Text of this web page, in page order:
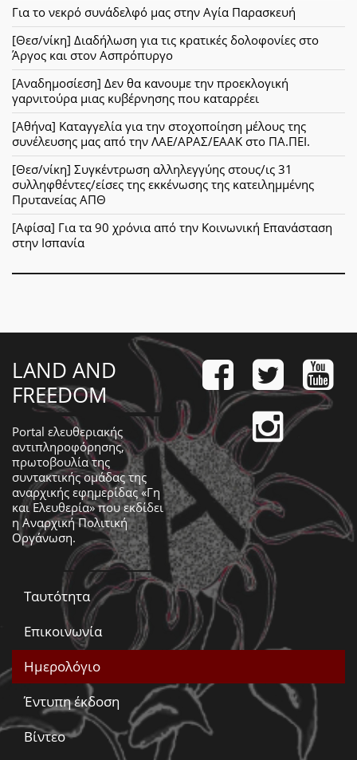
Για το νεκρό συνάδελφό μας στην Αγία Παρασκευή
[Θεσ/νίκη] Διαδήλωση για τις κρατικές δολοφονίες στο
Άργος και στον Ασπρόπυργο
[Αναδημοσίεση] Δεν θα κανουμε την προεκλογική
γαρνιτούρα μιας κυβέρνησης που καταρρέει
[Αθήνα] Καταγγελία για την στοχοποίηση μέλους της
συνέλευσης μας από την ΛΑΕ/ΑΡΑΣ/ΕΑΑΚ στο ΠΑ.ΠΕΙ.
[Θεσ/νίκη] Συγκέντρωση αλληλεγγύης στους/ις 31
συλληφθέντες/είσες της εκκένωσης της κατειλημμένης
Πρυτανείας ΑΠΘ
[Αφίσα] Για τα 90 χρόνια από την Κοινωνική Επανάσταση
στην Ισπανία
LAND AND
FREEDOM
Portal ελευθεριακής
αντιπληροφόρησης,
πρωτοβουλία της
συντακτικής ομάδας της
αναρχικής εφημερίδας «Γη
και Ελευθερία» που εκδίδει
ηΑναρχική Πολιτική
Οργάνωση.
Ταυτότητα
Επικοινωνία
Ημερολόγιο
Έντυπη έκδοση
Βίντεο